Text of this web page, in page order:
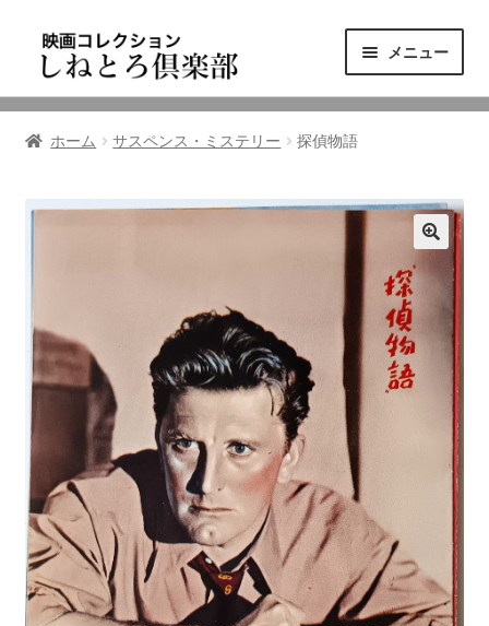
ゲ
シ
ン
キ
プ
テ
ツ
ス
プ
メニュー
ニュース
しねとろ倶楽部について
リンクの旅
ホーム サスペンス・ミステリー 探偵物語